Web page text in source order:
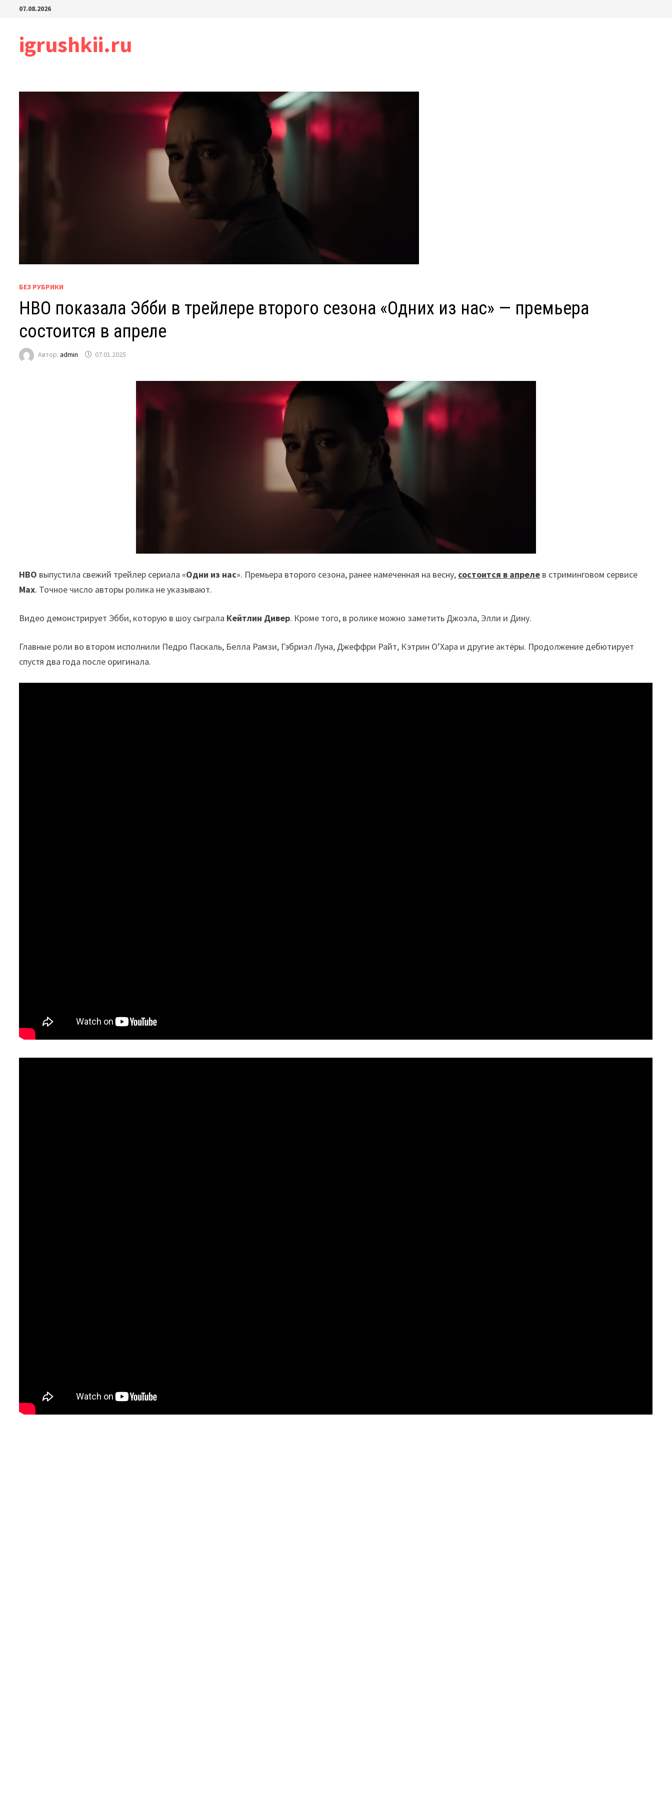
Перейти07.08.2026
igrushkii.ru
БЕЗ РУБРИКИ
HBO показала Эбби в трейлере второго сезона «Одних из нас» — премьера
состоится в апреле
Автор:admin 07.01.2025
HBO выпустила свежий трейлер сериала «Одни из нас». Премьера второго сезона, ранее намеченная на весну, состоится в апреле в стриминговом сервисе
Max. Точное число авторы ролика не указывают.
Видео демонстрирует Эбби, которую в шоу сыграла Кейтлин Дивер. Кроме того, в ролике можно заметить Джоэла, Элли и Дину.
Главные роли во втором исполнили Педро Паскаль, Белла Рамзи, Гэбриэл Луна, Джеффри Райт, Кэтрин О’Хара и другие актёры. Продолжение дебютирует
спустя два года после оригинала.